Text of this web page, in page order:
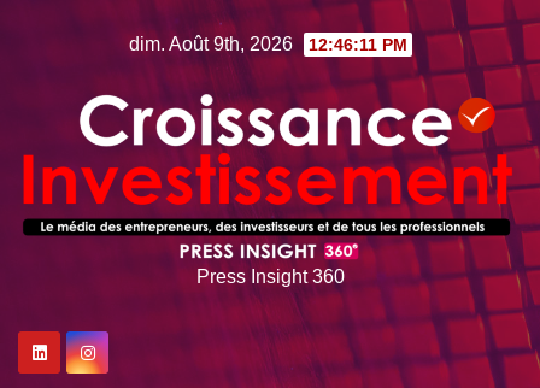
dim. Août 9th, 2026 12:46:12 PM
Press Insight 360